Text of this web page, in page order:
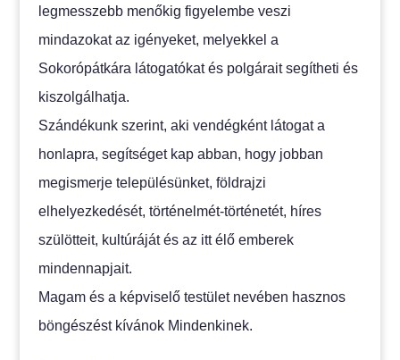
legmesszebb menőkig figyelembe veszi
mindazokat az igényeket, melyekkel a
Sokorópátkára látogatókat és polgárait segítheti és
kiszolgálhatja.
Szándékunk szerint, aki vendégként látogat a
honlapra, segítséget kap abban, hogy jobban
megismerje településünket, földrajzi
elhelyezkedését, történelmét-történetét, híres
szülötteit, kultúráját és az itt élő emberek
mindennapjait.
Magam és a képviselő testület nevében hasznos
böngészést kívánok Mindenkinek.